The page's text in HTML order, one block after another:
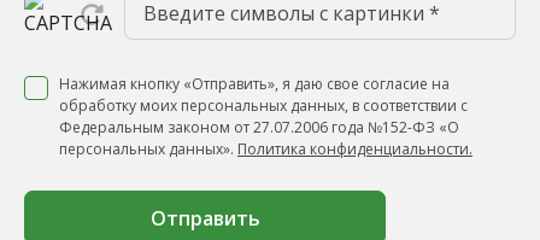
Нажимая кнопку «Отправить», я даю свое согласие на
обработку моих персональных данных, в соответствии с
Федеральным законом от 27.07.2006 года №152-ФЗ «О
персональных данных». Политика конфиденциальности.
Отправить